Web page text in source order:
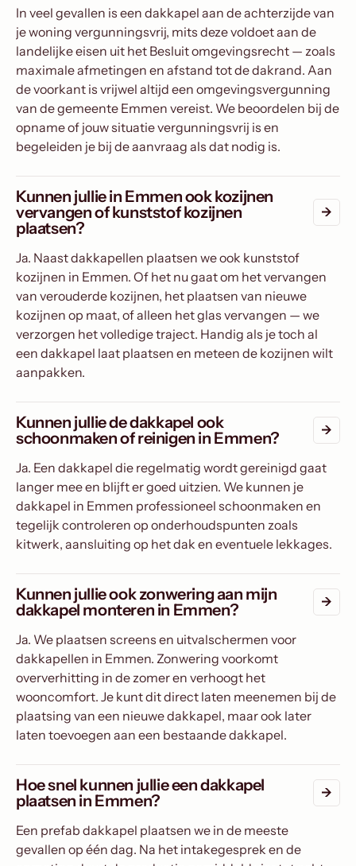
In veel gevallen is een dakkapel aan de achterzijde van
je woning vergunningsvrij, mits deze voldoet aan de
landelijke eisen uit het Besluit omgevingsrecht — zoals
maximale afmetingen en afstand tot de dakrand. Aan
de voorkant is vrijwel altijd een omgevingsvergunning
van de gemeente Emmen vereist. We beoordelen bij de
opname of jouw situatie vergunningsvrij is en
begeleiden je bij de aanvraag als dat nodig is.
Kunnen jullie in Emmen ook kozijnen
vervangen of kunststof kozijnen
plaatsen?
Ja. Naast dakkapellen plaatsen we ook kunststof
kozijnen in Emmen. Of het nu gaat om het vervangen
van verouderde kozijnen, het plaatsen van nieuwe
kozijnen op maat, of alleen het glas vervangen — we
verzorgen het volledige traject. Handig als je toch al
een dakkapel laat plaatsen en meteen de kozijnen wilt
aanpakken.
Kunnen jullie de dakkapel ook
schoonmaken of reinigen in Emmen?
Ja. Een dakkapel die regelmatig wordt gereinigd gaat
langer mee en blijft er goed uitzien. We kunnen je
dakkapel in Emmen professioneel schoonmaken en
tegelijk controleren op onderhoudspunten zoals
kitwerk, aansluiting op het dak en eventuele lekkages.
Kunnen jullie ook zonwering aan mijn
dakkapel monteren in Emmen?
Ja. We plaatsen screens en uitvalschermen voor
dakkapellen in Emmen. Zonwering voorkomt
oververhitting in de zomer en verhoogt het
wooncomfort. Je kunt dit direct laten meenemen bij de
plaatsing van een nieuwe dakkapel, maar ook later
laten toevoegen aan een bestaande dakkapel.
Hoe snel kunnen jullie een dakkapel
plaatsen in Emmen?
Een prefab dakkapel plaatsen we in de meeste
gevallen op één dag. Na het intakegesprek en de